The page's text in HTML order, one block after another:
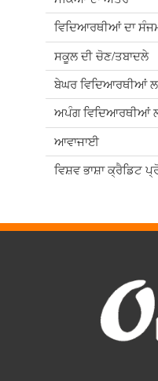
ਵਿਦਿਆਰਥੀਆਂ ਦਾ
ਸਕੂਲ ਦੀ ਚੋਣ/ਤਬਾਦਲੇ
ਬੇਘਰ ਵਿਦਿਆਰਥੀਆਂ
ਅਪੰਗ ਵਿਦਿਆਰਥੀਆਂ
ਆਵਾਜਾਈ
ਵਿਸ਼ਵ ਭਾਸ਼ਾ ਕ੍ਰੈਡਿਟ